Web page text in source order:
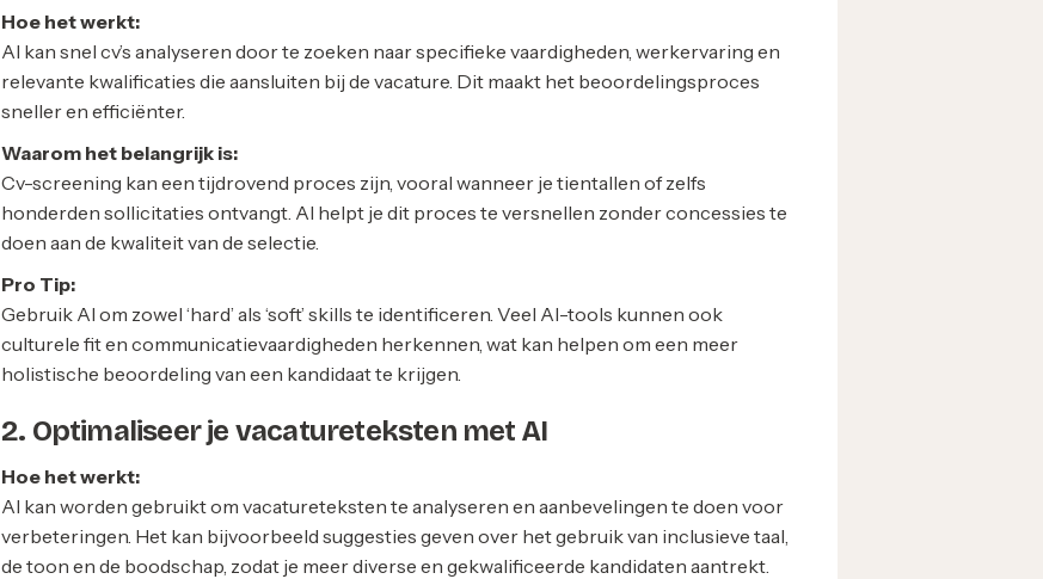
Hoe het werkt:
AI kan snel cv’s analyseren door te zoeken naar specifieke vaardigheden, werkervaring en
relevante kwalificaties die aansluiten bij de vacature. Dit maakt het beoordelingsproces
sneller en efficiënter.
Waarom het belangrijk is:
Cv-screening kan een tijdrovend proces zijn, vooral wanneer je tientallen of zelfs
honderden sollicitaties ontvangt. AI helpt je dit proces te versnellen zonder concessies te
doen aan de kwaliteit van de selectie.
Pro Tip:
Gebruik AI om zowel ‘hard’ als ‘soft’ skills te identificeren. Veel AI-tools kunnen ook
culturele fit en communicatievaardigheden herkennen, wat kan helpen om een meer
holistische beoordeling van een kandidaat te krijgen.
2. Optimaliseer je vacatureteksten met AI
Hoe het werkt:
AI kan worden gebruikt om vacatureteksten te analyseren en aanbevelingen te doen voor
verbeteringen. Het kan bijvoorbeeld suggesties geven over het gebruik van inclusieve taal,
de toon en de boodschap, zodat je meer diverse en gekwalificeerde kandidaten aantrekt.